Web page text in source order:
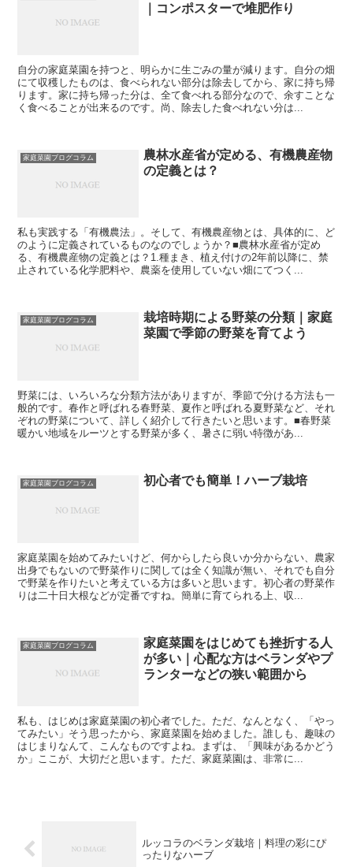
｜コンポスターで堆肥作り
自分の家庭菜園を持つと、明らかに生ごみの量が減ります。自分の畑
にて収穫したものは、食べられない部分は除去してから、家に持ち帰
ります。家に持ち帰った分は、全て食べれる部分なので、余すことな
く食べることが出来るのです。尚、除去した食べれない分は...
家庭菜園ブログコラム
農林水産省が定める、有機農産物
の定義とは？
私も実践する「有機農法」。そして、有機農産物とは、具体的に、ど
のように定義されているものなのでしょうか？■農林水産省が定め
る、有機農産物の定義とは？1.種まき、植え付けの2年前以降に、禁
止されている化学肥料や、農薬を使用していない畑にてつく...
家庭菜園ブログコラム
栽培時期による野菜の分類｜家庭
菜園で季節の野菜を育てよう
野菜には、いろいろな分類方法がありますが、季節で分ける方法も一
般的です。春作と呼ばれる春野菜、夏作と呼ばれる夏野菜など、それ
ぞれの野菜について、詳しく紹介して行きたいと思います。■春野菜
暖かい地域をルーツとする野菜が多く、暑さに弱い特徴があ...
家庭菜園ブログコラム 初心者でも簡単！ハーブ栽培
家庭菜園を始めてみたいけど、何からしたら良いか分からない、農家
出身でもないので野菜作りに関しては全く知識が無い、それでも自分
で野菜を作りたいと考えている方は多いと思います。初心者の野菜作
りは二十日大根などが定番ですね。簡単に育てられる上、収...
家庭菜園ブログコラム
家庭菜園をはじめても挫折する人
が多い｜心配な方はベランダやプ
ランターなどの狭い範囲から
私も、はじめは家庭菜園の初心者でした。ただ、なんとなく、「やっ
てみたい」そう思ったから、家庭菜園を始めました。誰しも、趣味の
はじまりなんて、こんなものですよね。まずは、「興味があるかどう
か」ここが、大切だと思います。ただ、家庭菜園は、非常に...
ルッコラのベランダ栽培｜料理の彩にぴ
ったりなハーブ